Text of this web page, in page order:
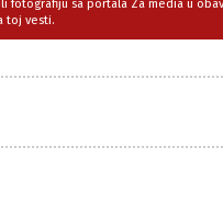
fotografiju sa portala Za media u
toj vesti.